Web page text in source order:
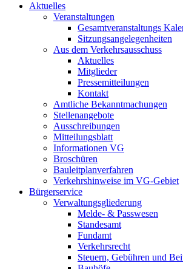
Aktuelles
Veranstaltungen
Gesamtveranstaltungs
Sitzungsangelegenheiten
Aus dem Verkehrsausschuss
Aktuelles
Mitglieder
Pressemitteilungen
Kontakt
Amtliche Bekanntmachungen
Stellenangebote
Ausschreibungen
Mitteilungsblatt
Informationen VG
Broschüren
Bauleitplanverfahren
Verkehrshinweise im VG-Gebiet
Bürgerservice
Verwaltungsgliederung
Melde- & Passwesen
Standesamt
Fundamt
Verkehrsrecht
Steuern, Gebühren und